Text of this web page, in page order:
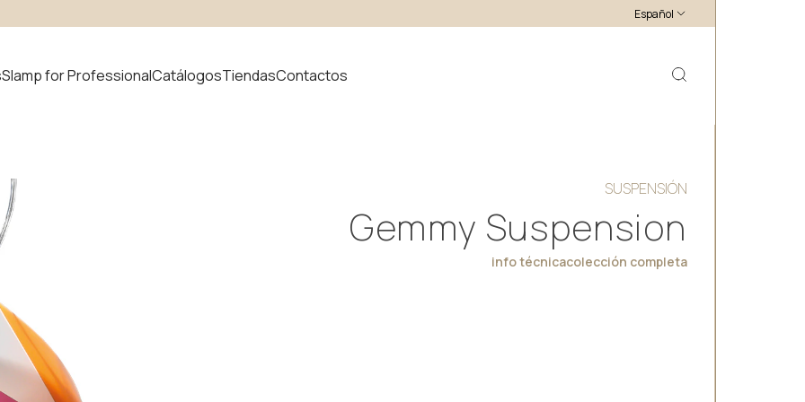
Español
Slamp for ProfessionalCatálogosTiendasContactos
producto SUSPENSIÓN
Gemmy Suspension
info técnicacolección completa